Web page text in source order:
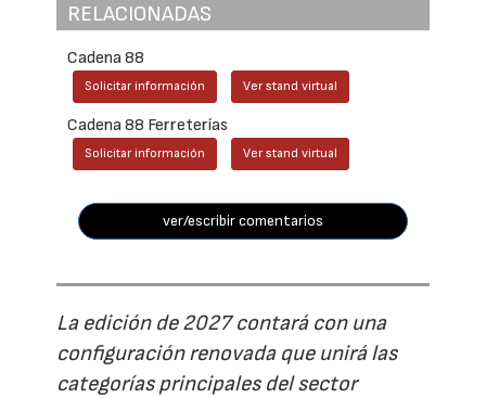
RELACIONADAS
Cadena 88
Solicitar información Ver stand virtual
Cadena 88 Ferreterías
Solicitar información Ver stand virtual
ver/escribir comentarios
La edición de 2027 contará con una
configuración renovada que unirá las
categorías principales del sector